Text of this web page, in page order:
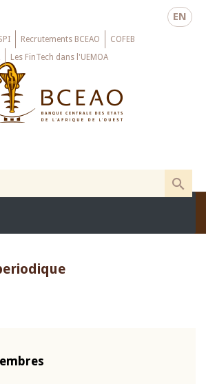
EN
Recrutements BCEAO
COFEB
Les FinTech dans l'UEMOA